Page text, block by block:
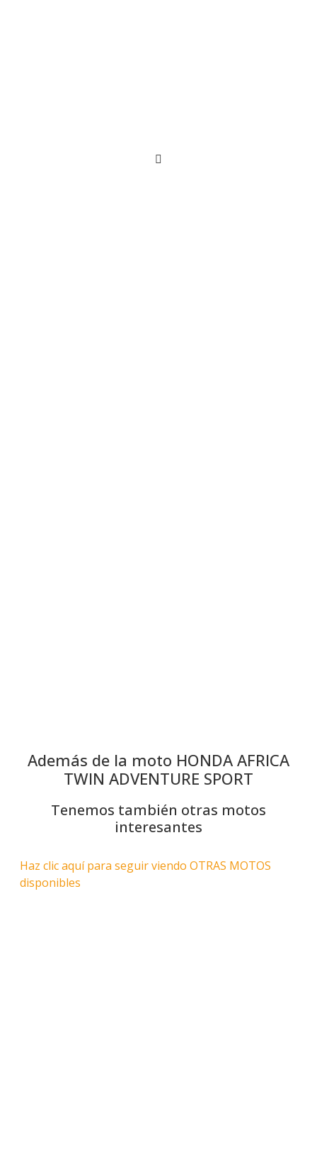
Además de la moto HONDA AFRICA
TWIN ADVENTURE SPORT
Tenemos también otras motos
interesantes
Haz clic aquí para seguir viendo OTRAS MOTOS
disponibles